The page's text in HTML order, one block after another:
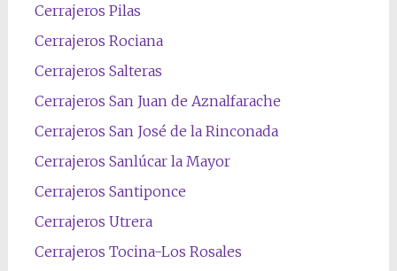
Cerrajeros Pilas
Cerrajeros Rociana
Cerrajeros Salteras
Cerrajeros San Juan de Aznalfarache
Cerrajeros San José de la Rinconada
Cerrajeros Sanlúcar la Mayor
Cerrajeros Santiponce
Cerrajeros Utrera
Cerrajeros Tocina-Los Rosales